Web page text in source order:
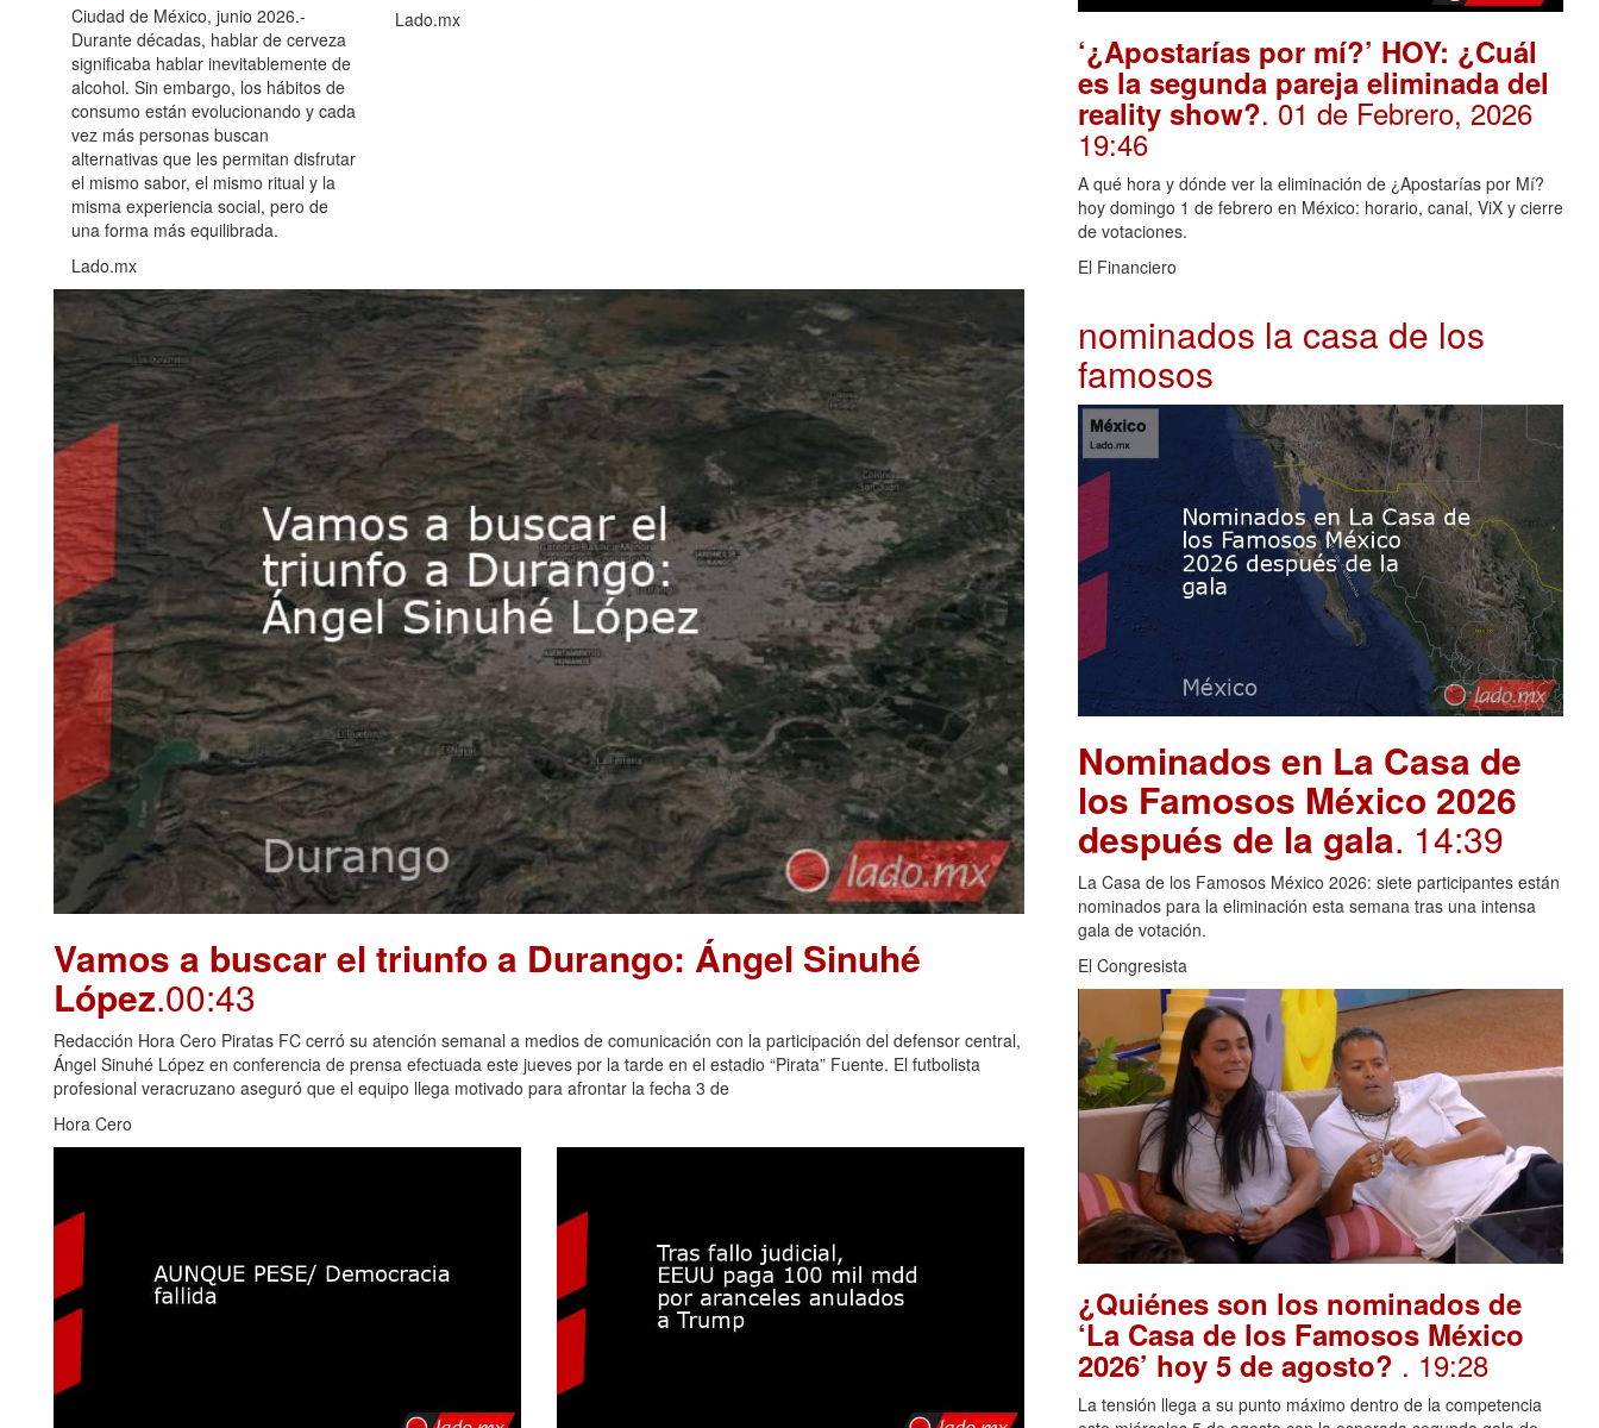
Ciudad de México, junio 2026.-
Durante décadas, hablar de cerveza
significaba hablar inevitablemente de
alcohol. Sin embargo, los hábitos de
consumo están evolucionando y cada
vez más personas buscan
alternativas que les permitan disfrutar
el mismo sabor, el mismo ritual y la
misma experiencia social, pero de
una forma más equilibrada.
Lado.mx
Lado.mx
Vamos a buscar el triunfo a Durango: Ángel Sinuhé
López.00:43
Redacción Hora Cero Piratas FC cerró su atención semanal a medios de comunicación con la participación del defensor central,
Ángel Sinuhé López en conferencia de prensa efectuada este jueves por la tarde en el estadio “Pirata” Fuente. El futbolista
profesional veracruzano aseguró que el equipo llega motivado para afrontar la fecha 3 de
Hora Cero
‘¿Apostarías por mí?’ HOY: ¿Cuál
es la segunda pareja eliminada del
reality show?. 01 de Febrero, 2026
19:46
A qué hora y dónde ver la eliminación de ¿Apostarías por Mí?
hoy domingo 1 de febrero en México: horario, canal, ViX y cierre
de votaciones.
El Financiero
nominados la casa de los
famosos
Nominados en La Casa de
los Famosos México 2026
después de la gala. 14:39
La Casa de los Famosos México 2026: siete participantes están
nominados para la eliminación esta semana tras una intensa
gala de votación.
El Congresista
¿Quiénes son los nominados de
‘La Casa de los Famosos México
2026’ hoy 5 de agosto? . 19:28
La tensión llega a su punto máximo dentro de la competencia